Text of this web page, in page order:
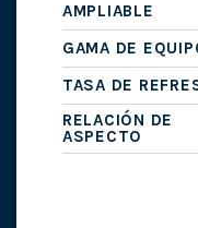
AMPLIABLE
GAMA DE
TASA DE
RELACIÓN DE
ASPECTO